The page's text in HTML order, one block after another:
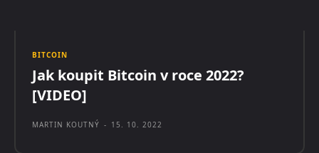
BITCOIN
Jak koupit Bitcoin v roce 2022?
[VIDEO]
MARTIN KOUTNÝ - 15. 10. 2022